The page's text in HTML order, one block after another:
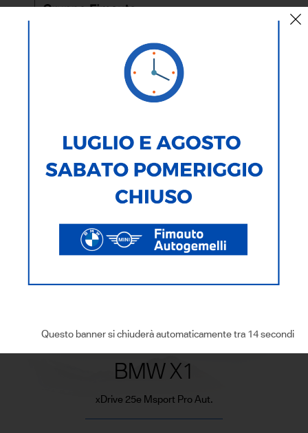
Questo banner si chiuderà automaticamente tra 13 secondi
BMW X1
xDrive 25e Msport Pro Aut.